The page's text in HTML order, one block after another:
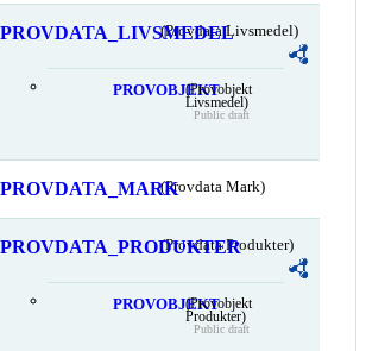
PROVDATA_LIVSMEDEL
(Provdata Livsmedel)
PROVOBJEKT(Provobjekt
Livsmedel)
Public draft
PROVDATA_MARK(Provdata Mark)
PROVDATA_PRODUKTER
(Provdata Produkter)
PROVOBJEKT(Provobjekt
Produkter)
Public draft